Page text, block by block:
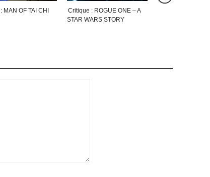
MAN OF TAI CHI
Critique : ROGUE ONE – A
STAR WARS STORY